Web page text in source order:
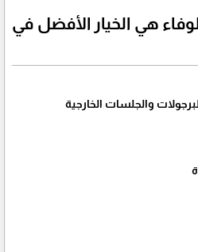
هي الخيار الأفضل في
والجلسات الخارجية